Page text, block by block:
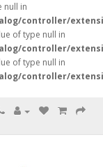
null in
controller/
of type null in
controller/
of type null in
controller/